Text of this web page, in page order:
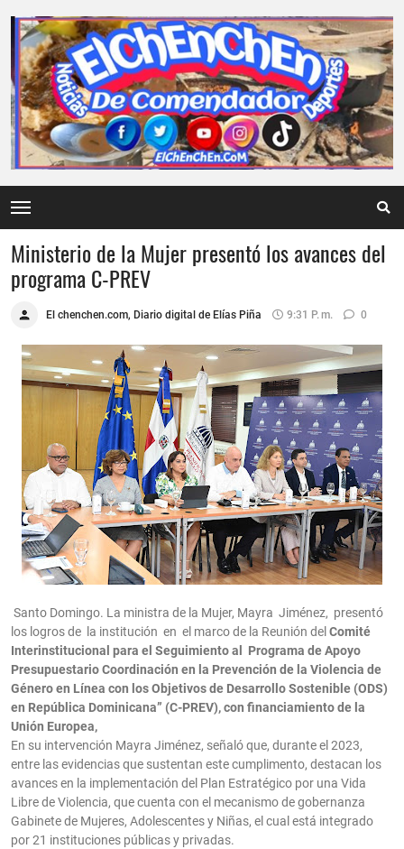
Ministerio de la Mujer presentó los avances del
programa C-PREV
El chenchen.com, Diario digital de Elías Piña 9:31 P. M. 0
Santo Domingo. La ministra de la Mujer, Mayra Jiménez, presentó
los logros de la institución en el marco de la Reunión del Comité
Interinstitucional para el Seguimiento al Programa de Apoyo
Presupuestario Coordinación en la Prevención de la Violencia de
Género en Línea con los Objetivos de Desarrollo Sostenible (ODS)
en República Dominicana” (C-PREV), con financiamiento de la
Unión Europea,
En su intervención Mayra Jiménez, señaló que, durante el 2023,
entre las evidencias que sustentan este cumplimento, destacan los
avances en la implementación del Plan Estratégico por una Vida
Libre de Violencia, que cuenta con el mecanismo de gobernanza
Gabinete de Mujeres, Adolescentes y Niñas, el cual está integrado
por 21 instituciones públicas y privadas.